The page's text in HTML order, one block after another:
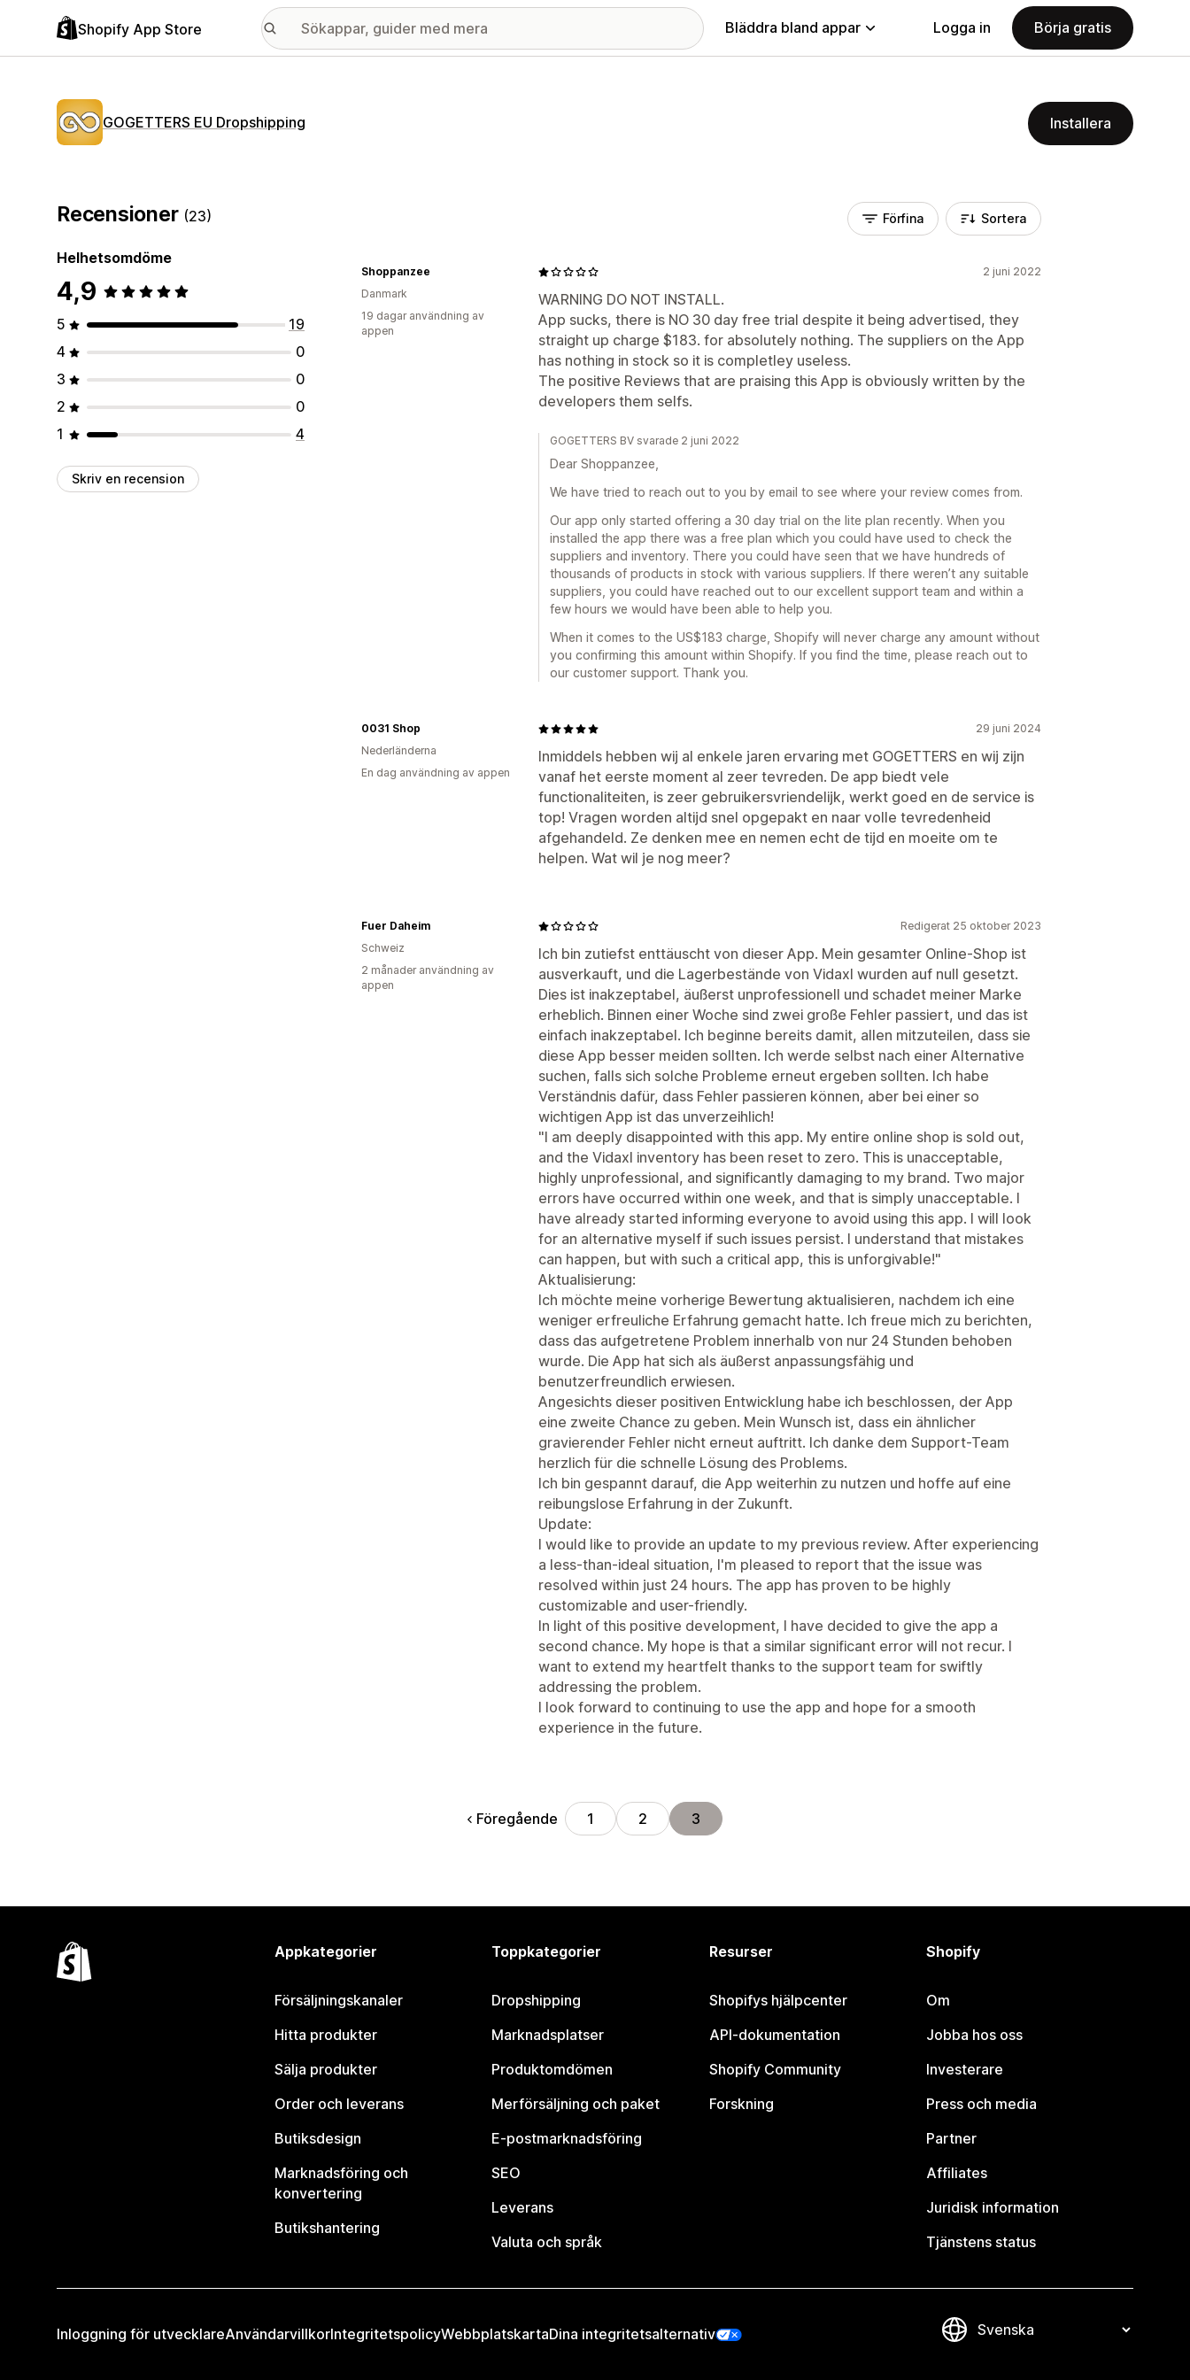
Shopify App Store Bläddra bland appar Logga in Börja gratis
GOGETTERS EU Dropshipping Installera
Recensioner (23)
Helhetsomdöme
4,9
5
19
4
0
3
0
2
0
1
4
Skriv en recension
Förfina Sortera
2 juni 2022
WARNING DO NOT INSTALL.
App sucks, there is NO 30 day free trial despite it being advertised, they
straight up charge $183. for absolutely nothing. The suppliers on the App
has nothing in stock so it is completley useless.
The positive Reviews that are praising this App is obviously written by the
developers them selfs.
Shoppanzee
Danmark
19 dagar användning av
appen
GOGETTERS BV svarade 2 juni 2022
Dear Shoppanzee,
We have tried to reach out to you by email to see where your review comes from.
Our app only started offering a 30 day trial on the lite plan recently. When you
installed the app there was a free plan which you could have used to check the
suppliers and inventory. There you could have seen that we have hundreds of
thousands of products in stock with various suppliers. If there weren’t any suitable
suppliers, you could have reached out to our excellent support team and within a
few hours we would have been able to help you.
When it comes to the US$183 charge, Shopify will never charge any amount without
you confirming this amount within Shopify. If you find the time, please reach out to
our customer support. Thank you.
29 juni 2024
Inmiddels hebben wij al enkele jaren ervaring met GOGETTERS en wij zijn
vanaf het eerste moment al zeer tevreden. De app biedt vele
functionaliteiten, is zeer gebruikersvriendelijk, werkt goed en de service is
top! Vragen worden altijd snel opgepakt en naar volle tevredenheid
afgehandeld. Ze denken mee en nemen echt de tijd en moeite om te
helpen. Wat wil je nog meer?
0031 Shop
Nederländerna
En dag användning av appen
Redigerat 25 oktober 2023
Ich bin zutiefst enttäuscht von dieser App. Mein gesamter Online-Shop ist
ausverkauft, und die Lagerbestände von Vidaxl wurden auf null gesetzt.
Dies ist inakzeptabel, äußerst unprofessionell und schadet meiner Marke
erheblich. Binnen einer Woche sind zwei große Fehler passiert, und das ist
einfach inakzeptabel. Ich beginne bereits damit, allen mitzuteilen, dass sie
diese App besser meiden sollten. Ich werde selbst nach einer Alternative
suchen, falls sich solche Probleme erneut ergeben sollten. Ich habe
Verständnis dafür, dass Fehler passieren können, aber bei einer so
wichtigen App ist das unverzeihlich!
"I am deeply disappointed with this app. My entire online shop is sold out,
and the Vidaxl inventory has been reset to zero. This is unacceptable,
highly unprofessional, and significantly damaging to my brand. Two major
errors have occurred within one week, and that is simply unacceptable. I
have already started informing everyone to avoid using this app. I will look
for an alternative myself if such issues persist. I understand that mistakes
can happen, but with such a critical app, this is unforgivable!"
Aktualisierung:
Ich möchte meine vorherige Bewertung aktualisieren, nachdem ich eine
weniger erfreuliche Erfahrung gemacht hatte. Ich freue mich zu berichten,
dass das aufgetretene Problem innerhalb von nur 24 Stunden behoben
wurde. Die App hat sich als äußerst anpassungsfähig und
benutzerfreundlich erwiesen.
Angesichts dieser positiven Entwicklung habe ich beschlossen, der App
eine zweite Chance zu geben. Mein Wunsch ist, dass ein ähnlicher
gravierender Fehler nicht erneut auftritt. Ich danke dem Support-Team
herzlich für die schnelle Lösung des Problems.
Ich bin gespannt darauf, die App weiterhin zu nutzen und hoffe auf eine
reibungslose Erfahrung in der Zukunft.
Update:
I would like to provide an update to my previous review. After experiencing
a less-than-ideal situation, I'm pleased to report that the issue was
resolved within just 24 hours. The app has proven to be highly
customizable and user-friendly.
In light of this positive development, I have decided to give the app a
second chance. My hope is that a similar significant error will not recur. I
want to extend my heartfelt thanks to the support team for swiftly
addressing the problem.
I look forward to continuing to use the app and hope for a smooth
experience in the future.
Fuer Daheim
Schweiz
2 månader användning av
appen
Föregående 1 2 3
Appkategorier
Försäljningskanaler
Hitta produkter
Sälja produkter
Order och leverans
Butiksdesign
Marknadsföring och
konvertering
Butikshantering
Toppkategorier
Dropshipping
Marknadsplatser
Produktomdömen
Merförsäljning och paket
E-postmarknadsföring
SEO
Leverans
Valuta och språk
Resurser
Shopifys hjälpcenter
API-dokumentation
Shopify Community
Forskning
Shopify
Om
Jobba hos oss
Investerare
Press och media
Partner
Affiliates
Juridisk information
Tjänstens status
Inloggning för utvecklareAnvändarvillkorIntegritetspolicyWebbplatskartaDina integritetsalternativ